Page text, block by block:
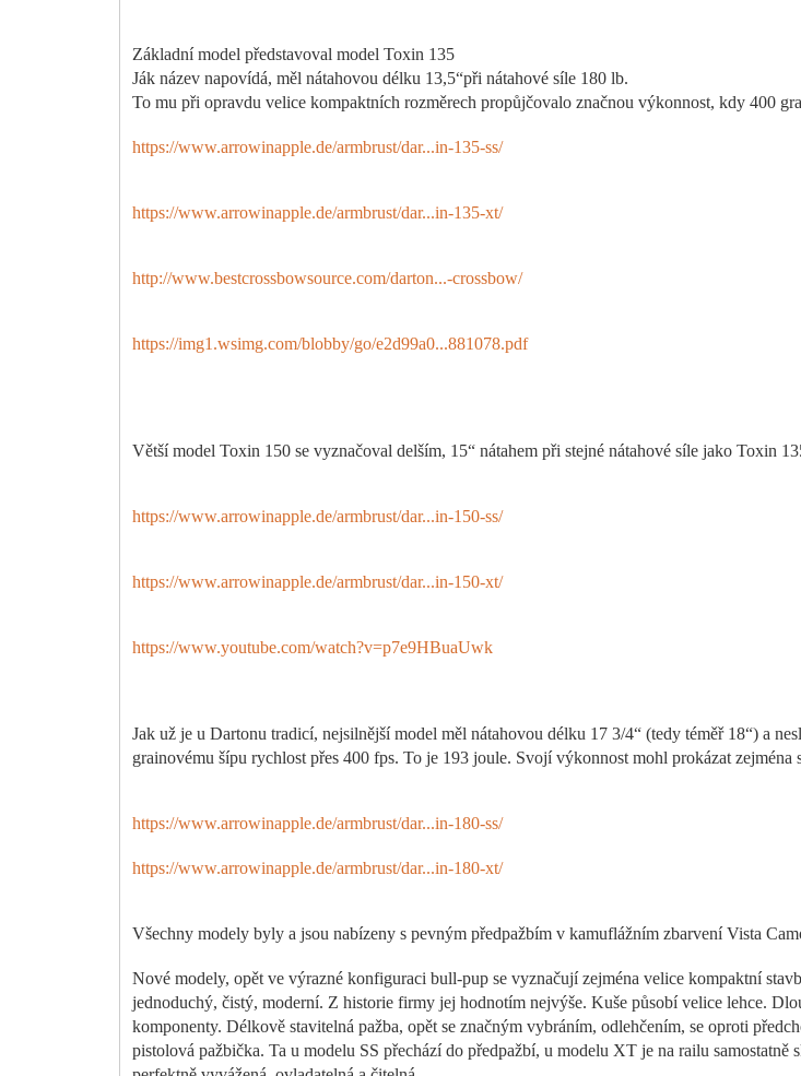
Základní model představoval model Toxin 135
Ják název napovídá, měl nátahovou délku 13,5“při nátahové síle 180 lb.
To mu při opravdu velice kompaktních rozměrech propůjčovalo značnou výkonnost, kdy 400
https://www.arrowinapple.de/armbrust/dar...in-135-ss/
https://www.arrowinapple.de/armbrust/dar...in-135-xt/
http://www.bestcrossbowsource.com/darton...-crossbow/
https://img1.wsimg.com/blobby/go/e2d99a0...881078.pdf
Větší model Toxin 150 se vyznačoval delším, 15“ nátahem při stejné nátahové síle jako Toxin
https://www.arrowinapple.de/armbrust/dar...in-150-ss/
https://www.arrowinapple.de/armbrust/dar...in-150-xt/
https://www.youtube.com/watch?v=p7e9HBuaUwk
Jak už je u Dartonu tradicí, nejsilnější model měl nátahovou délku 17 3/4“ (tedy téměř 18“) a
grainovému šípu rychlost přes 400 fps. To je 193 joule. Svojí výkonnost mohl prokázat
https://www.arrowinapple.de/armbrust/dar...in-180-ss/
https://www.arrowinapple.de/armbrust/dar...in-180-xt/
Všechny modely byly a jsou nabízeny s pevným předpažbím v kamuflážním zbarvení Vista
Nové modely, opět ve výrazné konfiguraci bull-pup se vyznačují zejména velice kompaktní
jednoduchý, čistý, moderní. Z historie firmy jej hodnotím nejvýše. Kuše působí velice lehce.
komponenty. Délkově stavitelná pažba, opět se značným vybráním, odlehčením, se oproti
pistolová pažbička. Ta u modelu SS přechází do předpažbí, u modelu XT je na railu